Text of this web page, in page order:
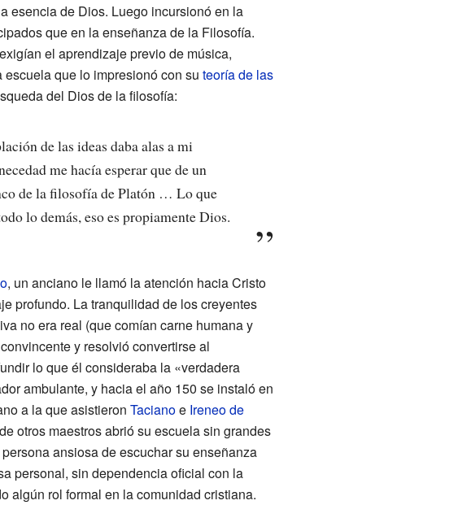
esencia de Dios. Luego incursionó en la
que en la enseñanza de la Filosofía.
el aprendizaje previo de música,
escuela que lo impresionó con su teoría de las
del Dios de la filosofía:
de las ideas daba alas a mi
me hacía esperar que de un
de la filosofía de Platón … Lo que
lo demás, eso es propiamente Dios.
, un anciano le llamó la atención hacia Cristo
profundo. La tranquilidad de los creyentes
no era real (que comían carne humana y
y resolvió convertirse al
lo que él consideraba la «verdadera
ambulante, y hacia el año 150 se instaló en
a la que asistieron Tacianoe Ireneo de
otros maestros abrió su escuela sin grandes
ansiosa de escuchar su enseñanza
personal, sin dependencia oficial con la
algún rol formal en la comunidad cristiana.